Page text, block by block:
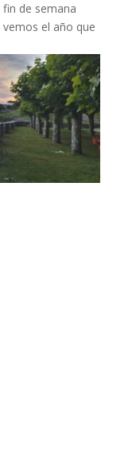
de semana
vemos el año que